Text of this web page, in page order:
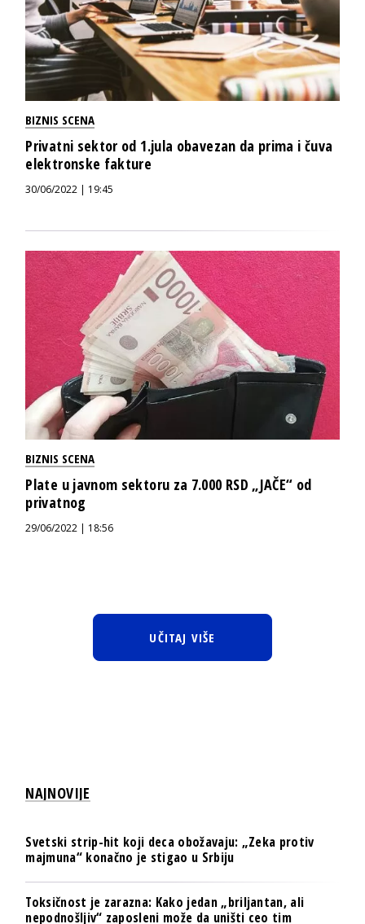
BIZNIS SCENA
Privatni sektor od 1.jula obavezan da prima i čuva
elektronske fakture
30/06/2022 | 19:45
BIZNIS SCENA
Plate u javnom sektoru za 7.000 RSD „JAČE“ od
privatnog
29/06/2022 | 18:56
UČITAJ VIŠE
NAJNOVIJE
Svetski strip-hit koji deca obožavaju: „Zeka protiv
majmuna“ konačno je stigao u Srbiju
Toksičnost je zarazna: Kako jedan „briljantan, ali
nepodnošljiv“ zaposleni može da uništi ceo tim